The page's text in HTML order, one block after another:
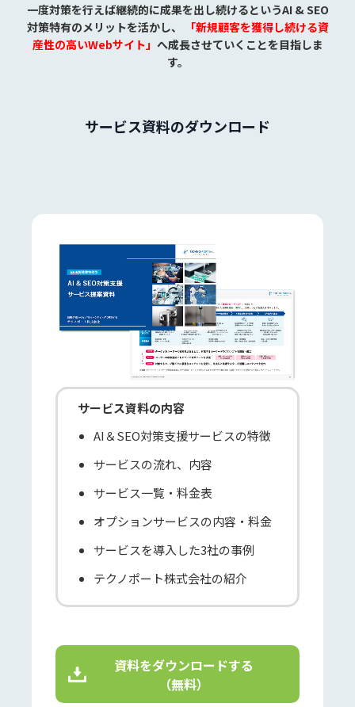
一度対策を行えば継続的に成果を出し続けるというAI & SEO
対策特有のメリットを活かし、
「新規顧客を獲得し続ける資
産性の高いWebサイト」 へ成長させていくことを目指しま
す。
サービス資料のダウンロード
サービス資料の内容
AI＆SEO対策支援サービスの特徴
サービスの流れ、内容
サービス一覧・料金表
オプションサービスの内容・料金
サービスを導入した3社の事例
テクノポート株式会社の紹介
資料をダウンロードする
（無料）